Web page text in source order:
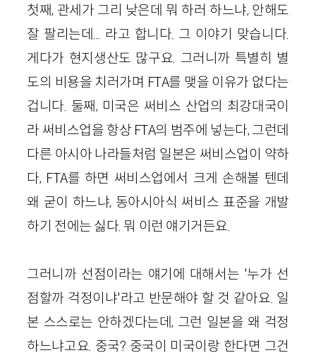
첫째, 관세가 그리 낮은데 뭐 하러 하느냐, 안해도
잘 팔리는데... 라고 합니다. 그 이야기 맞습니다.
게다가 현지생산도 많구요. 그러니까 특별히 별
도의 비용을 치러가며 FTA를 맺을 이유가 없다는
겁니다. 둘째, 미국은 써비스 산업의 최강대국이
라 써비스업을 항상 FTA의 범주에 넣는다, 그런데
다른 아시아 나라들처럼 일본은 써비스업이 약하
다, FTA를 하면 써비스업에서 크게 손해볼 텐데
왜 굳이 하느냐, 동아시아식 써비스 표준을 개발
하기 전에는 싫다. 뭐 이런 얘기거든요.
그러니까 선점이라는 얘기에 대해서는 '누가 선
점할까 걱정이냐'라고 반문해야 할 것 같아요. 일
본 스스로는 안하겠다는데, 그런 일본을 왜 걱정
하느냐고요. 중국? 중국이 미국이랑 한다면 그건